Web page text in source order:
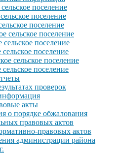
поселение
поселение
поселение
сельское поселение
сельское поселение
поселение
сельское поселение
поселение
проверок
акты
о порядке обжалования
правовых актов
правовых актов
администрации района